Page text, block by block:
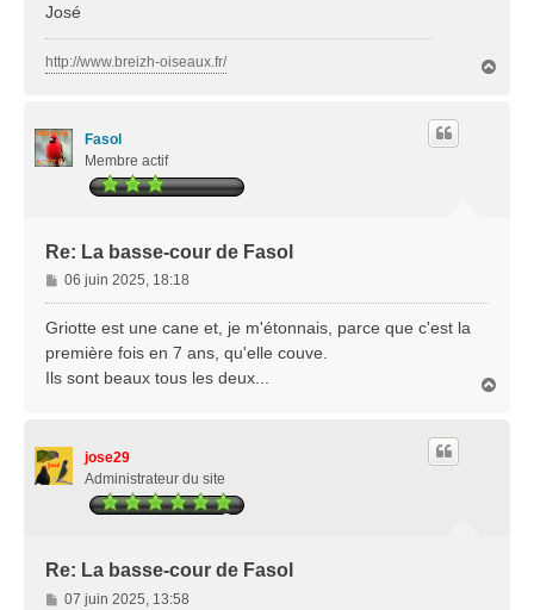
José
http://www.breizh-oiseaux.fr/
Fasol
Membre actif
Re: La basse-cour de Fasol
M
e
s
g
06 juin 2025, 18:18
Griotte est une cane et, je m'étonnais, parce que c'est la
première fois en 7 ans, qu'elle couve.
Ils sont beaux tous les deux...
jose29
Administrateur du site
Re: La basse-cour de Fasol
M
07 juin 2025, 13:58